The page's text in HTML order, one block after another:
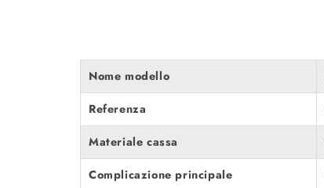
Nome modello
Referenza
Materiale cassa
Complicazione principale